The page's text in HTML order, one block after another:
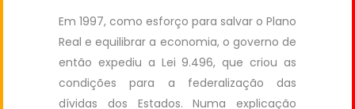
Em 1997, como esforço para salvar o Plano
Real e equilibrar a economia, o governo de
então expediu a Lei 9.496, que criou as
condições para a federalização das
dívidas dos Estados. Numa explicação